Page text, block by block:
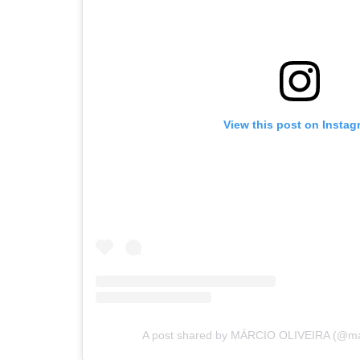
View this post on
A post shared by MÁRCIO OLIVEIRA